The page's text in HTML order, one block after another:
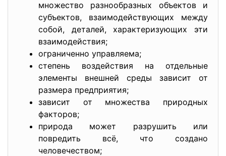
множество разнообразных объектов и
субъектов, взаимодействующих между
собой, деталей, характеризующих эти
взаимодействия;
ограниченно управляема;
степень воздействия на отдельные
элементы внешней среды зависит от
размера предприятия;
зависит от множества природных
факторов;
природа может разрушить или
повредить всё, что создано
человечеством;